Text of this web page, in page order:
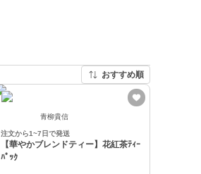
おすすめ順
青柳貴信
注文から1~7日で発送
【華やかブレンドティー】花紅茶ﾃｨｰ
ﾊﾟｯｸ